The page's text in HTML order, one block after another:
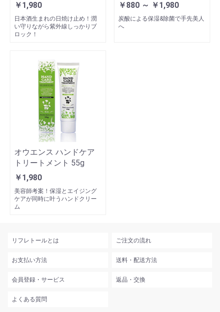
￥1,980
日本酒生まれの日焼け止め！潤
い守りながら紫外線しっかりブ
ロック！
￥880 ～ ￥1,980
炭酸による保湿&除菌で手先美人
へ
オウエンス ハンドケア
トリートメント 55g
￥1,980
美容師考案！保湿とエイジング
ケアが同時に叶うハンドクリー
ム
リフレトールとは ご注文の流れ
お支払い方法 送料・配送方法
会員登録・サービス 返品・交換
よくある質問